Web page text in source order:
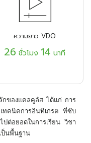
ความยาว VDO
26 ชั่วโมง 14 นาที
กของแคลคูลัส ได้แก่ การ
ทคนิคการอินทิเกรต ที่ซับ
ต่อยอดในการเรียน วิชา
ป็นพื้นฐาน